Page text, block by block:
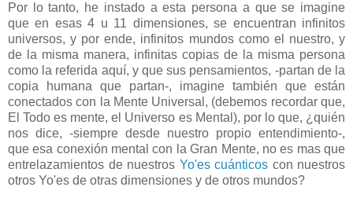
Por lo tanto, he instado a esta persona a que se imagine
que en esas 4 u 11 dimensiones, se encuentran infinitos
universos, y por ende, infinitos mundos como el nuestro, y
de la misma manera, infinitas copias de la misma persona
como la referida aquí, y que sus pensamientos, -partan de la
copia humana que partan-, imagine también que están
conectados con la Mente Universal, (debemos recordar que,
El Todo es mente, el Universo es Mental), por lo que, ¿quién
nos dice, -siempre desde nuestro propio entendimiento-,
que esa conexión mental con la Gran Mente, no es mas que
entrelazamientos de nuestros Yo'es cuánticos con nuestros
otros Yo'es de otras dimensiones y de otros mundos?